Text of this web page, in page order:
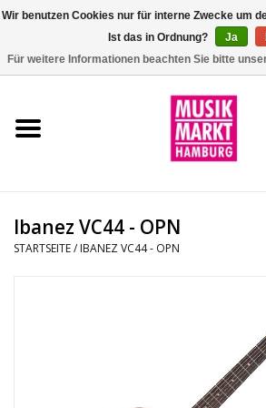
Aktion
Drums
Ibanez VC44 - OPN
STARTSEITE/ IBANEZ VC44 - OPN
Wir benutzen Cookies nur für interne Zwecke um
Ist das in Ordnung?
Ja
Für weitere Informationen beachten Sie bitte